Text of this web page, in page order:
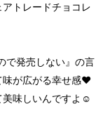
トレードチョコレ
で発売しない』の言
味が広がる幸せ感❤️
美味しいんですよ☺️